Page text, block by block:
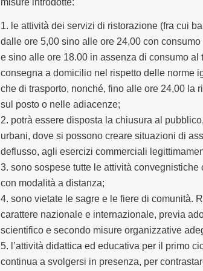
1. le attività dei servizi di ristorazione (fra cui
dalle ore 5,00 sino alle ore 24,00 con
e sino alle ore 18.00 in assenza di consumo
consegna a domicilio nel rispetto delle norme
che di trasporto, nonché, fino alle ore 24,00 la
sul posto o nelle adiacenze;
2. potrà essere disposta la chiusura al pubblico,
urbani, dove si possono creare situazioni di
deflusso, agli esercizi commerciali
3. sono sospese tutte le attività
con modalità a distanza;
4. sono vietate le sagre e le fiere di comunità.
carattere nazionale e internazionale, previa
scientifico e secondo misure organizzative
5. l’attività didattica ed educativa per il primo
continua a svolgersi in presenza, per